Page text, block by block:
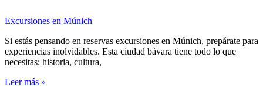
Excursiones en Múnich
Si estás pensando en reservas excursiones en Múnich, prepárate para
experiencias inolvidables. Esta ciudad bávara tiene todo lo que
necesitas: historia, cultura,
Leer más »